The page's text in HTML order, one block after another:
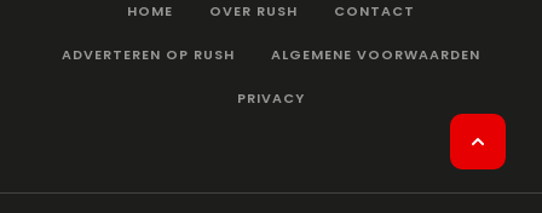
HOME OVER RUSH CONTACT
ADVERTEREN OP RUSH ALGEMENE VOORWAARDEN
PRIVACY